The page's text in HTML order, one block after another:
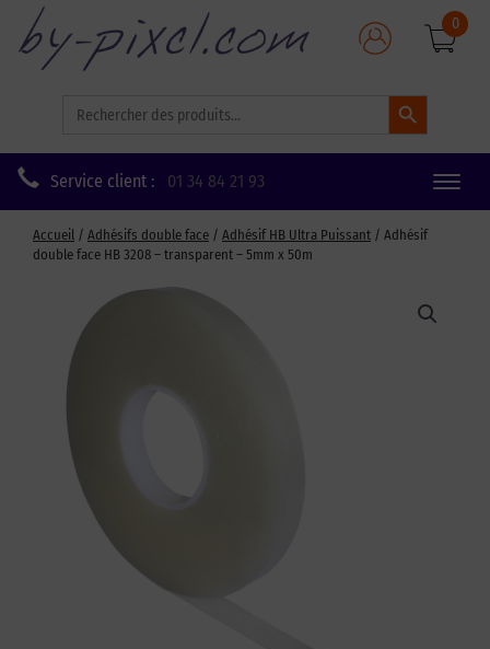
for:
Search Button
0
Service client : 01 34 84 21 93
Toggle
Accueil / Adhésifs double face / Adhésif HB Ultra Puissant / Adhésif
double face HB 3208 – transparent – 5mm x 50m